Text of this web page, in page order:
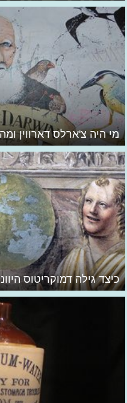
מי היה צ'ארלס דארווין
כיצד גילה דמוקריטוס